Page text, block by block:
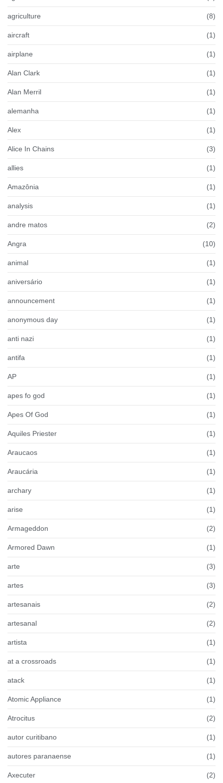
agriculture (8)
aircraft (1)
airplane (1)
Alan Clark (1)
Alan Merril (1)
alemanha (1)
Alex (1)
Alice In Chains (3)
allies (1)
Amazônia (1)
analysis (1)
andre matos (2)
Angra (10)
animal (1)
aniversário (1)
announcement (1)
anonymous day (1)
anti nazi (1)
antifa (1)
AP (1)
apes fo god (1)
Apes Of God (1)
Aquiles Priester (1)
Araucaos (1)
Araucária (1)
archary (1)
arise (1)
Armageddon (2)
Armored Dawn (1)
arte (3)
artes (3)
artesanais (2)
artesanal (2)
artista (1)
at a crossroads (1)
atack (1)
Atomic Appliance (1)
Atrocitus (2)
autor curitibano (1)
autores paranaense (1)
Axecuter (2)